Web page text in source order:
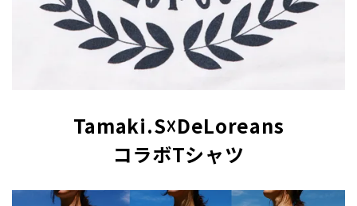
Tamaki.S☓DeLoreans
コラボTシャツ